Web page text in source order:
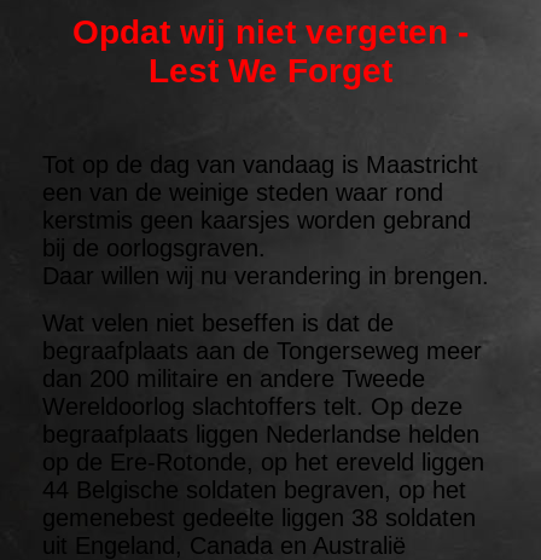
Opdat wij niet vergeten -
Lest We Forget
Tot op de dag van vandaag is Maastricht
een van de weinige steden waar rond
kerstmis geen kaarsjes worden gebrand
bij de oorlogsgraven.
Daar willen wij nu verandering in brengen.
Wat velen niet beseffen is dat de
begraafplaats aan de Tongerseweg meer
dan 200 militaire en andere Tweede
Wereldoorlog slachtoffers telt. Op deze
begraafplaats liggen Nederlandse helden
op de Ere-Rotonde, op het ereveld liggen
44 Belgische soldaten begraven, op het
gemenebest gedeelte liggen 38 soldaten
uit Engeland, Canada en Australië